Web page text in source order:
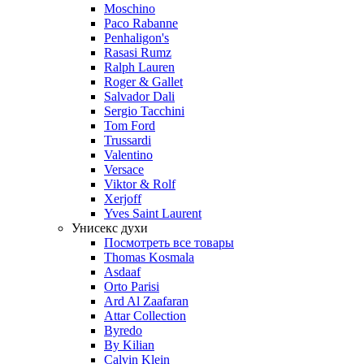
Moschino
Paco Rabanne
Penhaligon's
Rasasi Rumz
Ralph Lauren
Roger & Gallet
Salvador Dali
Sergio Tacchini
Tom Ford
Trussardi
Valentino
Versace
Viktor & Rolf
Xerjoff
Yves Saint Laurent
Унисекс духи
Посмотреть все товары
Thomas Kosmala
Asdaaf
Orto Parisi
Ard Al Zaafaran
Attar Collection
Byredo
By Kilian
Calvin Klein